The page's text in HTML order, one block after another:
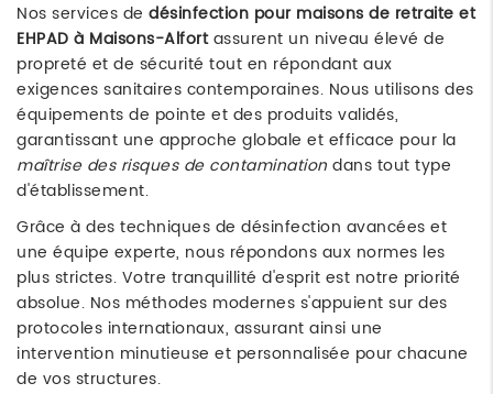
Nos services de désinfection pour maisons de retraite et
EHPAD à Maisons-Alfortassurent un niveau élevé de
propreté et de sécurité tout en répondant aux
exigences sanitaires contemporaines. Nous utilisons des
équipements de pointe et des produits validés,
garantissant une approche globale et efficace pour la
maîtrise des risques de contamination dans tout type
d'établissement.
Grâce à des techniques de désinfection avancées et
une équipe experte, nous répondons aux normes les
plus strictes. Votre tranquillité d'esprit est notre priorité
absolue. Nos méthodes modernes s'appuient sur des
protocoles internationaux, assurant ainsi une
intervention minutieuse et personnalisée pour chacune
de vos structures.